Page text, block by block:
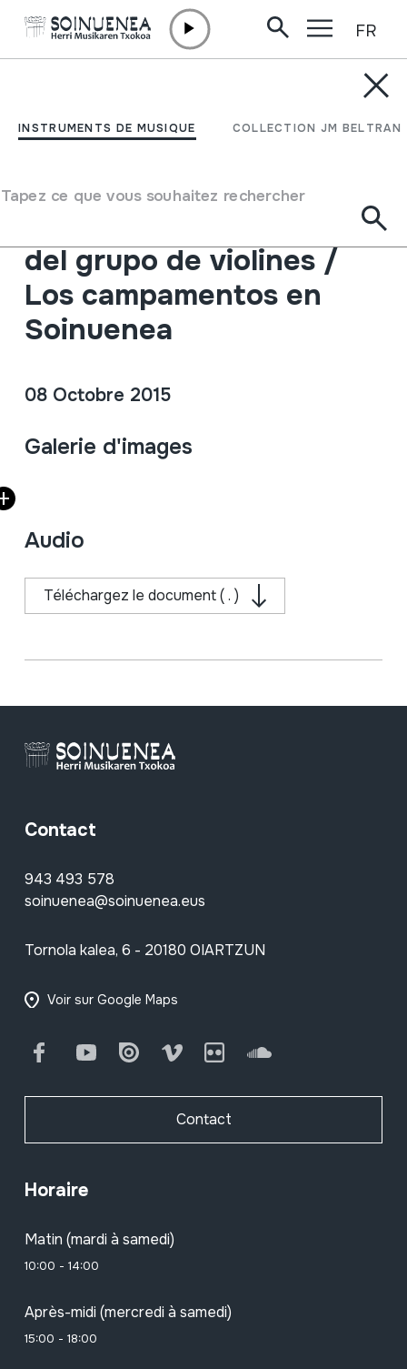
INSTRUMENTS DE MUSIQUE COLLECTION JM BELTRAN
Tapez ce que vous souhaitez rechercher
FR
HMberriak nº 55: Dantza
Música Popular:
del grupo de violines /
Los campamentos en
Soinuenea
08 Octobre 2015
Fiche complète
Galerie d'images
Audio
Téléchargez le document ( . )
Contact
943 493 578
soinuenea@soinuenea.eus
Tornola kalea, 6 - 20180 OIARTZUN
Voir sur Google Maps
FacebookYoutube Issuu Vimeo Flickr SoundCloud
Contact
Horaire
Matin (mardi à samedi)
10:00 - 14:00
Après-midi (mercredi à samedi)
15:00 - 18:00